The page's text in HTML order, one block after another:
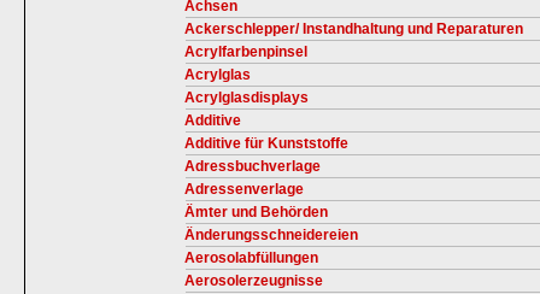
Achsen
Ackerschlepper/ Instandhaltung und Reparaturen
Acrylfarbenpinsel
Acrylglas
Acrylglasdisplays
Additive
Additive für Kunststoffe
Adressbuchverlage
Adressenverlage
Ämter und Behörden
Änderungsschneidereien
Aerosolabfüllungen
Aerosolerzeugnisse